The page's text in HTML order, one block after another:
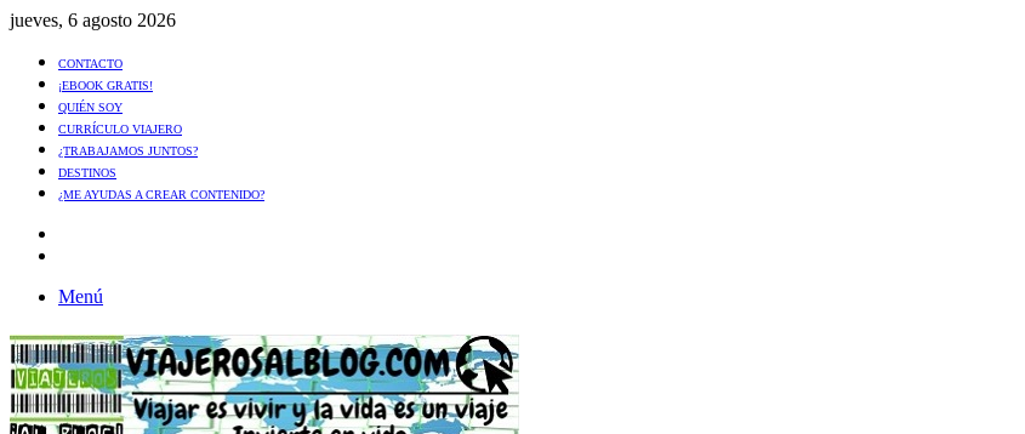
jueves, 6 agosto 2026
CONTACTO
¡EBOOK GRATIS!
QUIÉN SOY
CURRÍCULO VIAJERO
¿TRABAJAMOS JUNTOS?
DESTINOS
¿ME AYUDAS A CREAR CONTENIDO?
Menú